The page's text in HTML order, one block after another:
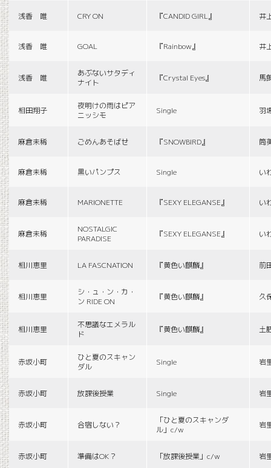
浅香 唯 CRY ON 『CANDID GIRL』 井
浅香 唯 GOAL 『Rainbow』 井
浅香 唯
あぶないサタディ
ナイト
『Crystal Eyes』 馬
相田翔子
夜明けの雨はピア
ニッシモ
Single 羽
麻倉未稀 ごめんあそばせ 『SNOWBIRD』 筒
麻倉未稀 黒いパンプス Single い
麻倉未稀 MARIONETTE 『SEXY ELEGANSE』 い
麻倉未稀
NOSTALGIC
PARADISE
『SEXY ELEGANSE』 い
相川恵里 LA FASCNATION 『黄色い麒麟』 前
相川恵里
シ・ュ・ン・カ・
ン RIDE ON
『黄色い麒麟』 久
相川恵里
不思議なエメラル
ド
『黄色い麒麟』 土
赤坂小町
ひと夏のスキャン
ダル
Single 岩
赤坂小町 放課後授業 Single 岩
赤坂小町 合宿しない？
「ひと夏のスキャンダ
ル」c/w
岩
赤坂小町 準備はOK？ 「放課後授業」c/w 岩